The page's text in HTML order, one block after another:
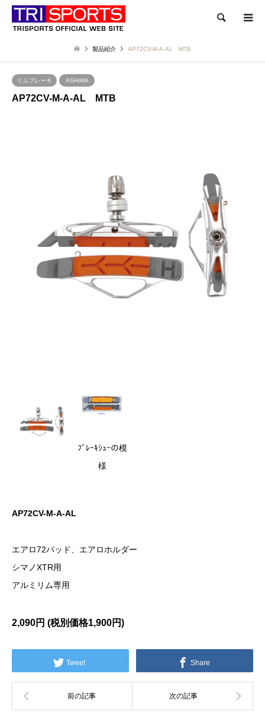
検索
製品紹介 AP72CV-M-A-AL MTB
リムブレーキ ASHIMA
AP72CV-M-A-AL MTB
ﾌﾞﾚｰｷｼｭｰの模
様
AP72CV-M-A-AL
エアロ72パッド、エアロホルダー
シマノXTR用
アルミリム専用
2,090円 (税別価格1,900円)
Tweet Share